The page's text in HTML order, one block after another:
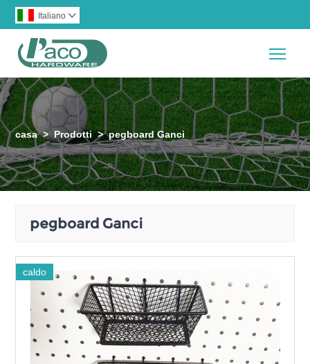
Italiano 
casa > Prodotti > pegboard Ganci
pegboard Ganci
caldo